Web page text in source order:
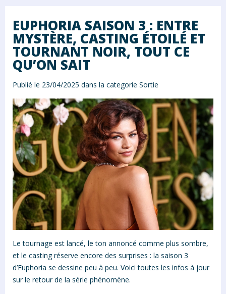
EUPHORIA SAISON 3 : ENTRE
MYSTÈRE, CASTING ÉTOILÉ ET
TOURNANT NOIR, TOUT CE
QU’ON SAIT
Publié le 23/04/2025 dans la categorie Sortie
Le tournage est lancé, le ton annoncé comme plus sombre,
et le casting réserve encore des surprises : la saison 3
d’Euphoria se dessine peu à peu. Voici toutes les infos à jour
sur le retour de la série phénomène.